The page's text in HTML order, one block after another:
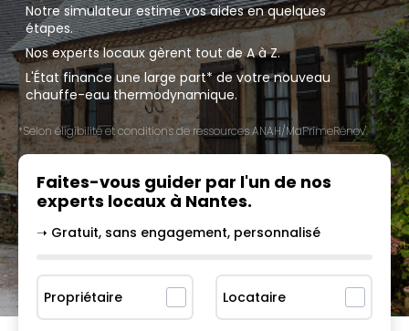
Notre simulateur estime vos aides en quelques
étapes.
Nos experts locaux gèrent tout de A à Z.
L'État finance une large part* de votre nouveau
chauffe-eau thermodynamique.
*Selon éligibilité et conditions de ressources ANAH/MaPrimeRénov'.
Faites-vous guider par l'un de nos
experts locaux à Nantes.
➝ Gratuit, sans engagement, personnalisé
Propriétaire Locataire